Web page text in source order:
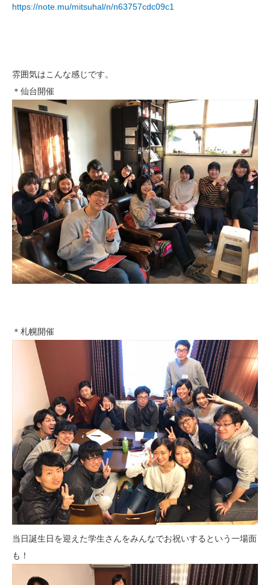
https://note.mu/mitsuhal/n/n63757cdc09c1
雰囲気はこんな感じです。
＊仙台開催
＊札幌開催
当日誕生日を迎えた学生さんをみんなでお祝いするという一場面
も！